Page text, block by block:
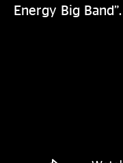
Energy Big Band”.